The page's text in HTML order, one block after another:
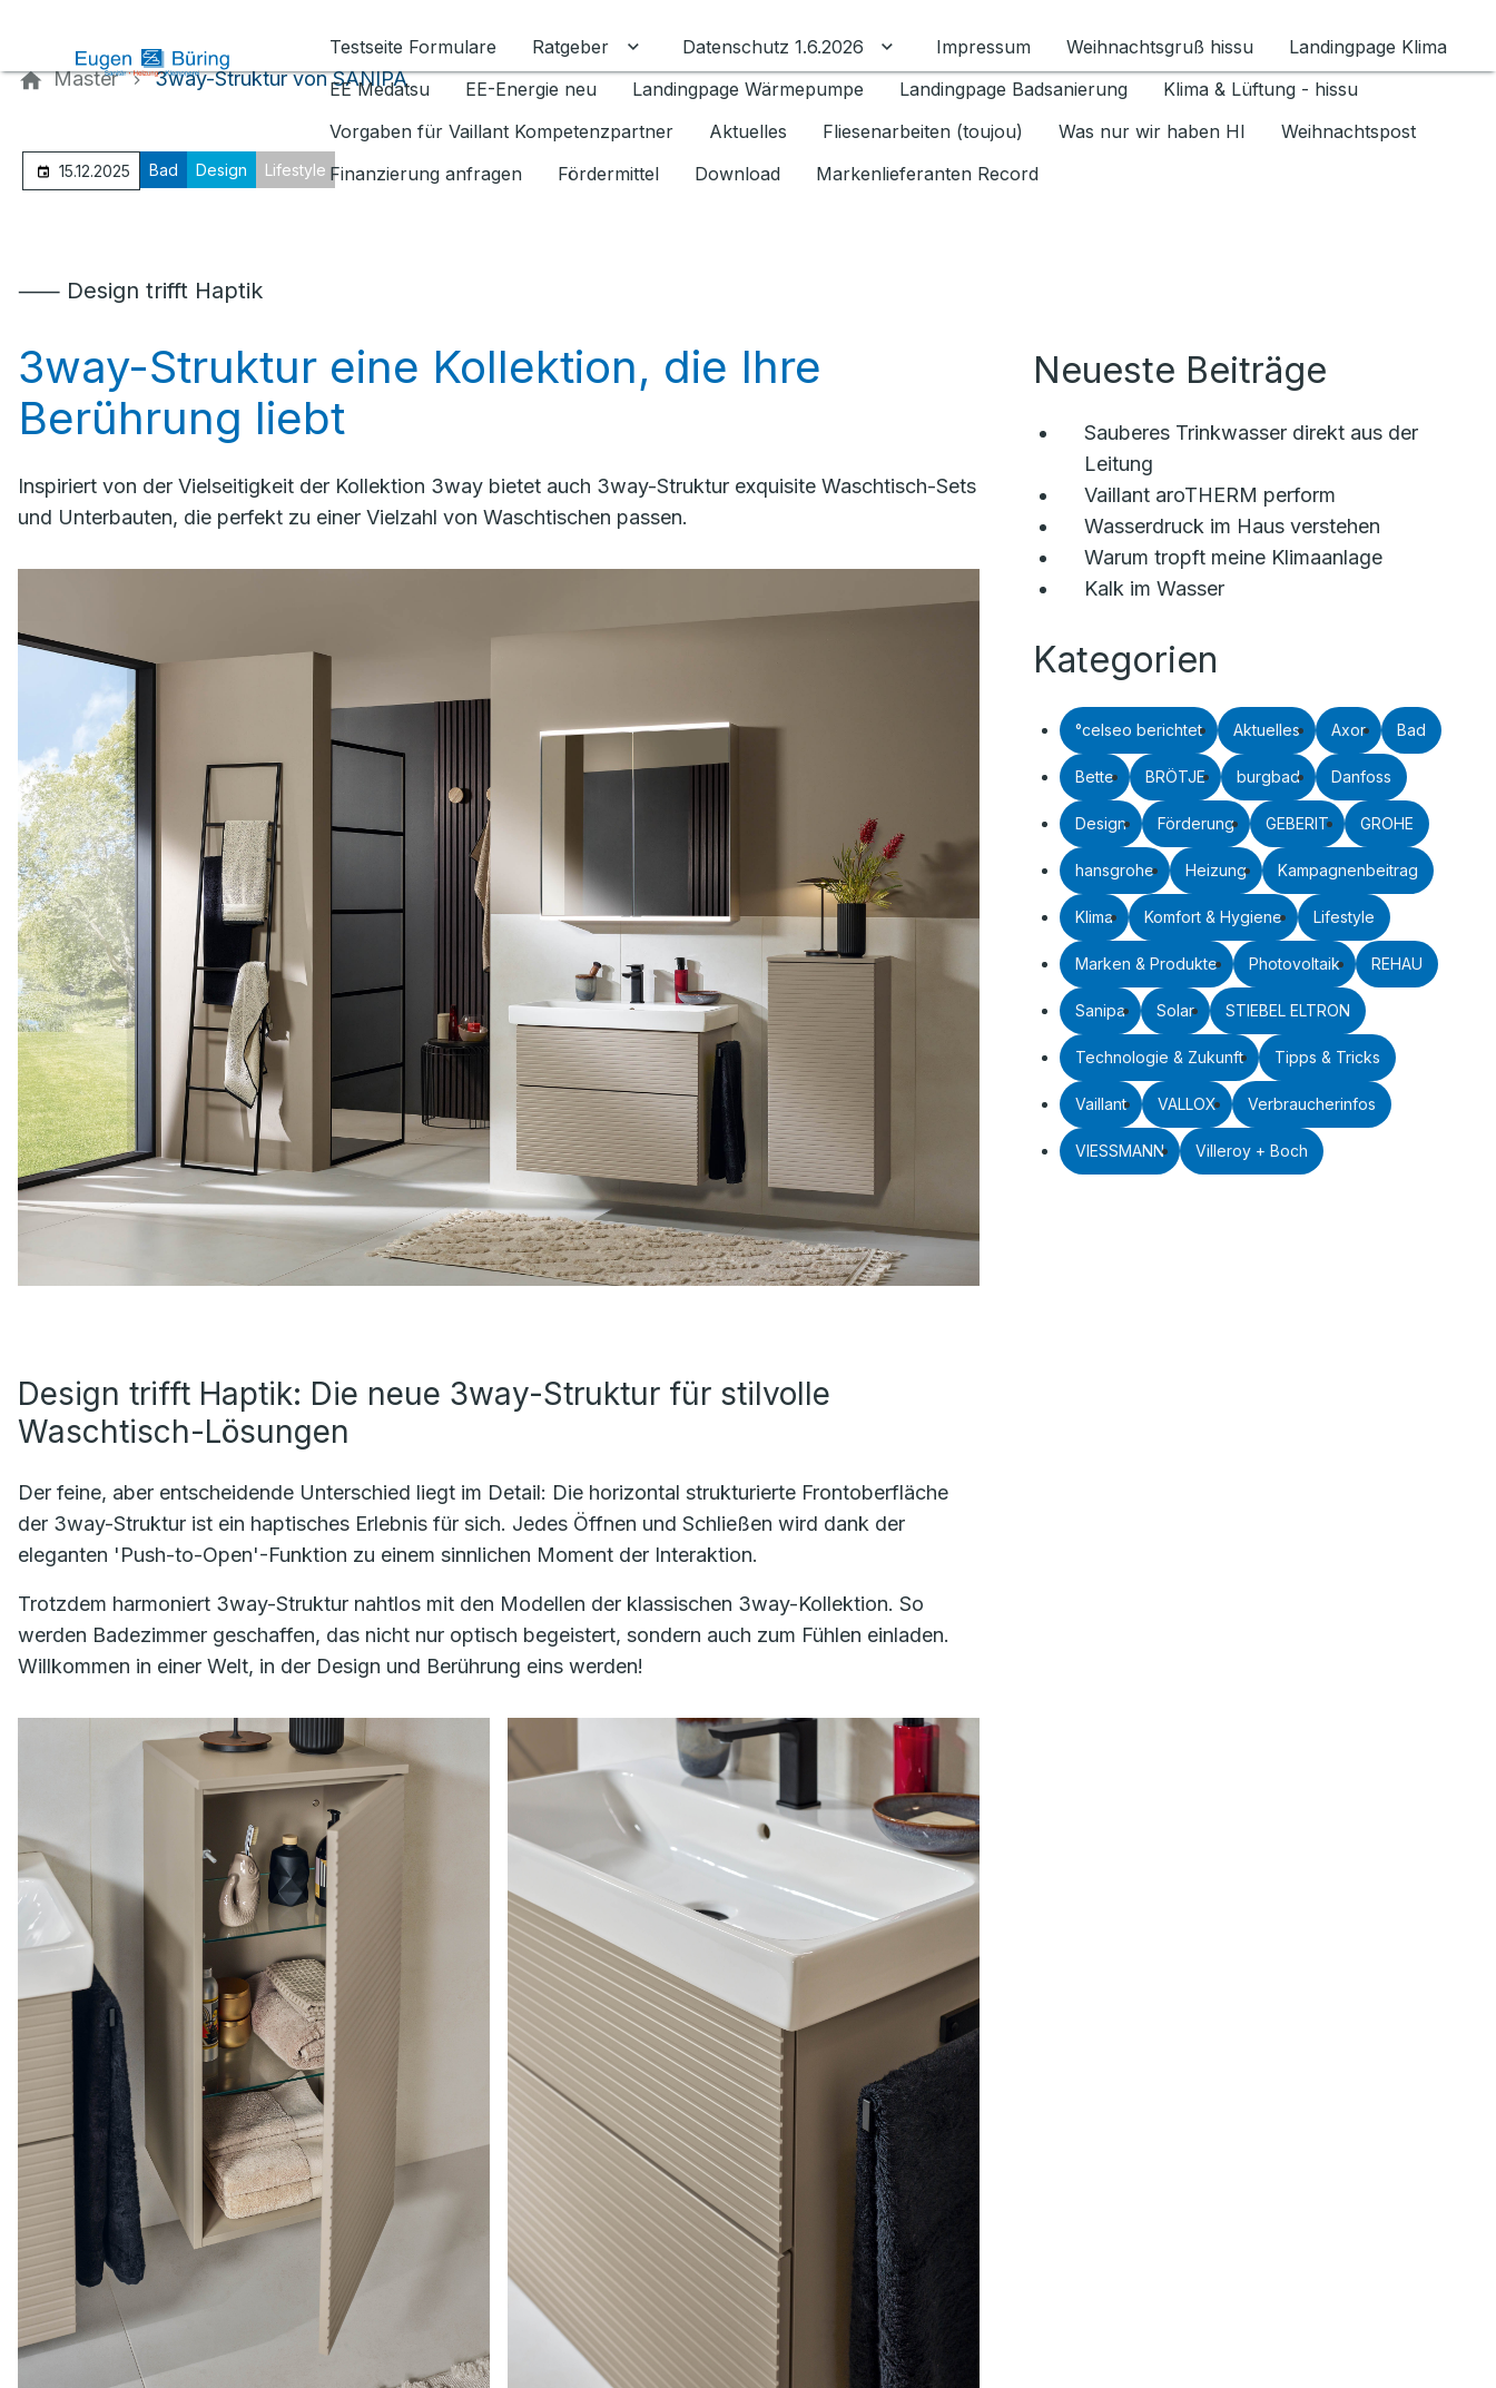
Testseite Formulare
Ratgeber Untermenü für Ratgeber umschalten
Datenschutz 1.6.2026 Untermenü für Datenschutz 1.6.2026 umschalten
Impressum Weihnachtsgruß hissu
Landingpage Klima
EE Medatsu
EE-Energie neu Landingpage Wärmepumpe Landingpage Badsanierung
Klima & Lüftung - hissu
Vorgaben für Vaillant Kompetenzpartner
Aktuelles Fliesenarbeiten (toujou) Was nur wir haben HI
Weihnachtspost
Finanzierung anfragen
Fördermittel Download Markenlieferanten Record
Master 3way-Struktur von SANIPA
15.12.2025 Bad Design Lifestyle
⸺ Design trifft Haptik
3way-Struktur eine Kollektion, die Ihre
Berührung liebt
Inspiriert von der Vielseitigkeit der Kollektion 3way bietet auch 3way-Struktur exquisite Waschtisch-Sets
und Unterbauten, die perfekt zu einer Vielzahl von Waschtischen passen.
Design trifft Haptik: Die neue 3way-Struktur für stilvolle
Waschtisch-Lösungen
Der feine, aber entscheidende Unterschied liegt im Detail: Die horizontal strukturierte Frontoberfläche
der 3way-Struktur ist ein haptisches Erlebnis für sich. Jedes Öffnen und Schließen wird dank der
eleganten 'Push-to-Open'-Funktion zu einem sinnlichen Moment der Interaktion.
Trotzdem harmoniert 3way-Struktur nahtlos mit den Modellen der klassischen 3way-Kollektion. So
werden Badezimmer geschaffen, das nicht nur optisch begeistert, sondern auch zum Fühlen einladen.
Willkommen in einer Welt, in der Design und Berührung eins werden!
Neueste Beiträge
Sauberes Trinkwasser direkt aus der
Leitung
Vaillant aroTHERM perform
Wasserdruck im Haus verstehen
Warum tropft meine Klimaanlage
Kalk im Wasser
Kategorien
°celseo berichtet Aktuelles Axor Bad
Bette BRÖTJE burgbad Danfoss
Design Förderung GEBERIT GROHE
hansgrohe Heizung Kampagnenbeitrag
Klima Komfort & Hygiene Lifestyle
Marken & Produkte Photovoltaik REHAU
Sanipa Solar STIEBEL ELTRON
Technologie & Zukunft Tipps & Tricks
Vaillant VALLOX Verbraucherinfos
VIESSMANN Villeroy + Boch